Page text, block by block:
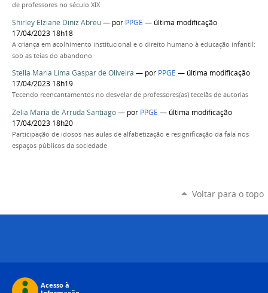
de professores no século XIX
Shirley Elziane Diniz Abreu— por PPGE — última modificação
17/04/2023 18h18
A criança em acolhimento institucional e o direito humano à educação infantil:
sob as teias do abandono
Stella Maria Lima Gaspar de Oliveira — por PPGE — última modificação
17/04/2023 18h19
Tecendo reencantamentos no desvelar de professores(as) tecelãs de autorias
Zelia Maria de Arruda Santiago— por PPGE — última modificação
17/04/2023 18h20
Participação de idosos nas aulas de alfabetização e resignificação da fala nos
espaços públicos da sociedade
Voltar para o topo